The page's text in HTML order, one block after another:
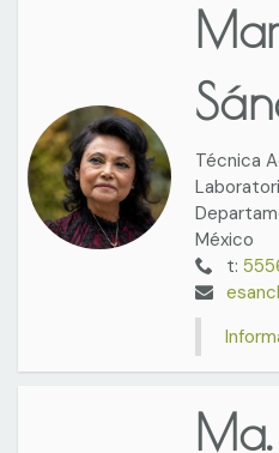
Técnica
México
t: